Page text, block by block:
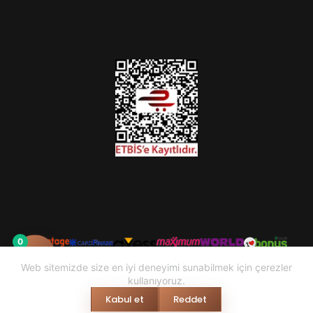
Web sitemizde size en iyi deneyimi sunabilmek için çerezler
kullanıyoruz.
Kabul et Reddet
0